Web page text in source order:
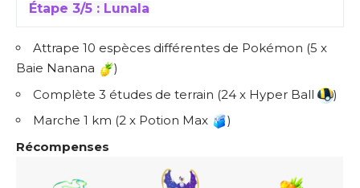
Étape 3/5 : Lunala
Attrape 10 espèces différentes de Pokémon (5 x
Baie Nanana
)
Complète 3 études de terrain (24 x Hyper Ball
)
Marche 1 km (2 x Potion Max
)
Récompenses